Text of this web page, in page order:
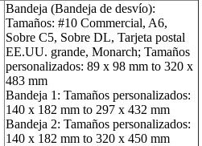
Bandeja (Bandeja de desvío):
Tamaños: #10 Commercial, A6,
Sobre C5, Sobre DL, Tarjeta postal
EE.UU. grande, Monarch; Tamaños
personalizados: 89 x 98 mm to 320 x
483 mm
Bandeja 1: Tamaños personalizados:
140 x 182 mm to 297 x 432 mm
Bandeja 2: Tamaños personalizados:
140 x 182 mm to 320 x 450 mm